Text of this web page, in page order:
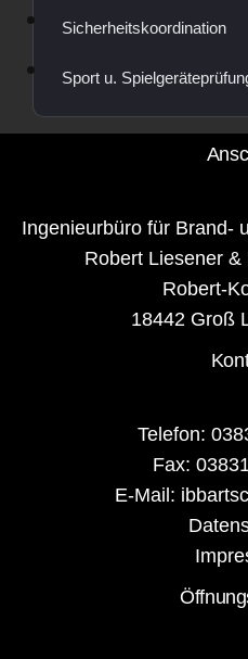
Sicherheitskoordination
Sport u.
Ingenieurbüro für Brand-
Robert Liesener
Robert-
18442 Groß
Telefon:
Fax:
E-Mail: